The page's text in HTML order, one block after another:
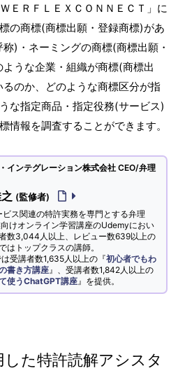
ＥＲＦＬＥＸＣＯＮＮＥＣＴ」に
の商標(商標出願・登録商標)があ
)・ネーミングの商標(商標出願・
うな企業・組織が商標(商標出
のか、どのような商標区分が指
な指定商品・指定役務(サービス)
情報を調査することができます。
インテグレーション株式会社 CEO/弁理
(監修者)
ビス関連の特許実務を専門とする弁理
けオンライン学習講座のUdemyにおい
数3,044人以上、レビュー数639以上の
はトップクラスの講師。
受講者数1,635人以上の『初心者でもわ
書き方講座 』、受講者数1,842人以上の
使うChatGPT講座 』を提供。
た特許読解アシスタ